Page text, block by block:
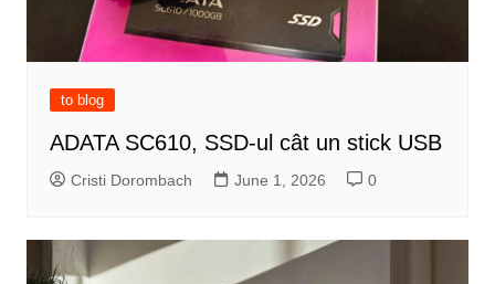
to blog
ADATA SC610, SSD-ul cât un stick USB
Cristi Dorombach June 1, 2026 0